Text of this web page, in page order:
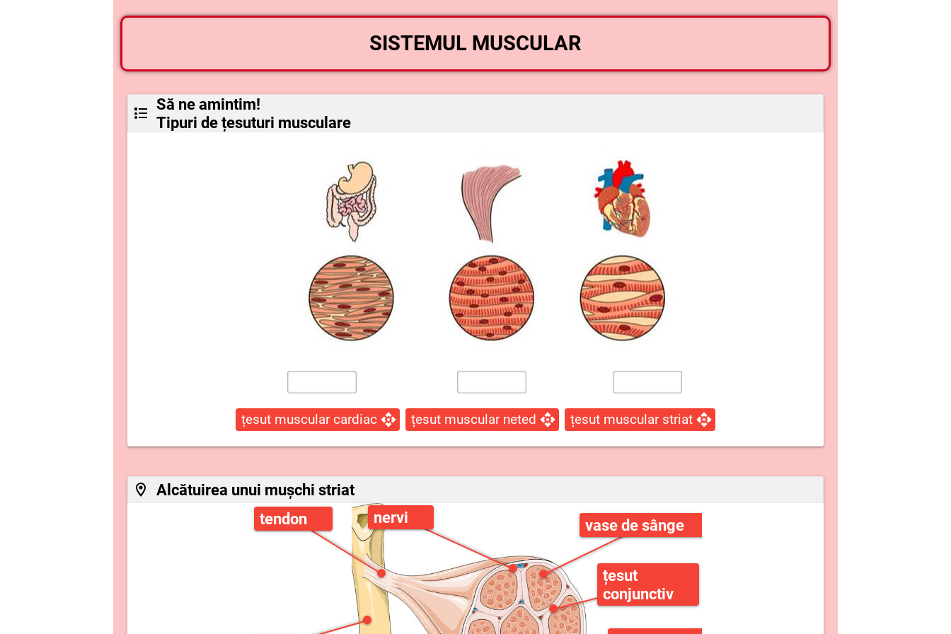
SISTEMUL MUSCULAR
Să ne amintim!
Tipuri de țesuturi musculare
țesut muscular cardiac țesut muscular neted țesut muscular striat
Alcătuirea unui mușchi striat
tendon
nervi vase de sânge
țesut
conjunctiv